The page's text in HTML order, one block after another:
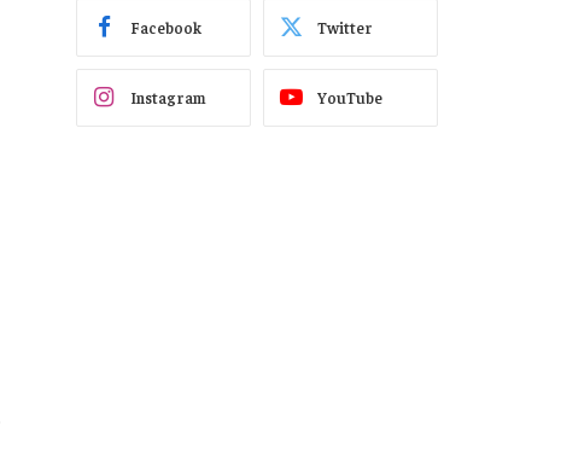
Facebook Twitter
Instagram YouTube